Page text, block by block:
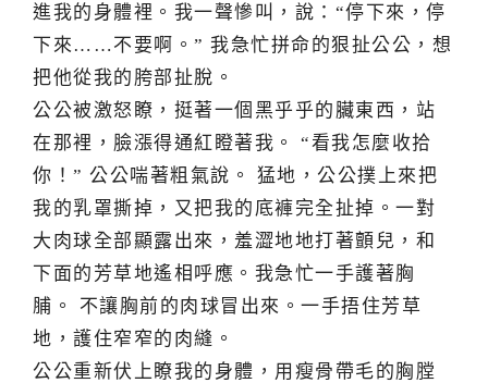
進我的身體裡。我一聲慘叫，說：“停下來，停
下來……不要啊。” 我急忙拼命的狠扯公公，想
把他從我的胯部扯脫。
公公被激怒瞭，挺著一個黑乎乎的臟東西，站
在那裡，臉漲得通紅瞪著我。 “看我怎麼收拾
你！” 公公喘著粗氣說。 猛地，公公撲上來把
我的乳罩撕掉，又把我的底褲完全扯掉。一對
大肉球全部顯露出來，羞澀地地打著顫兒，和
下面的芳草地遙相呼應。我急忙一手護著胸
脯。 不讓胸前的肉球冒出來。一手捂住芳草
地，護住窄窄的肉縫。
公公重新伏上瞭我的身體，用瘦骨帶毛的胸膛